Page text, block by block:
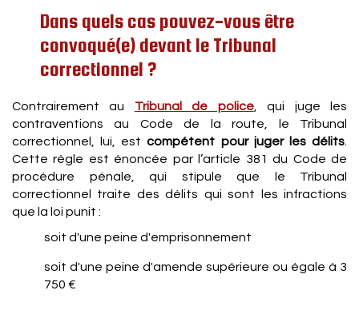
Dans quels cas pouvez-vous être
convoqué(e) devant le Tribunal
correctionnel ?
Contrairement au Tribunal de police, qui juge les
contraventions au Code de la route, le Tribunal
correctionnel, lui, estcompétent pour juger les délits
Cette règle est énoncée par l’article 381 du Code de
procédure pénale, qui stipule que le Tribunal
correctionnel traite des délits qui sont les infractions
que la loi punit :
soit d'une peine d'emprisonnement
soit d'une peine d'amende supérieure ou égale à 3
750 €